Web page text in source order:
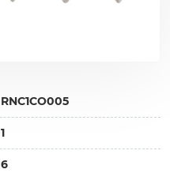
RNC1CO005
1
6